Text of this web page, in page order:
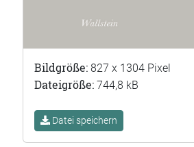
Bildgröße: 827 x 1304 Pixel
Dateigröße: 744,8 kB
Datei speichern